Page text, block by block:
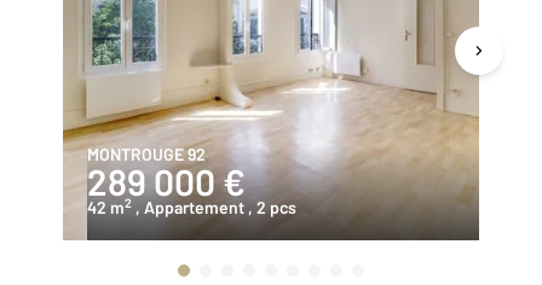
MONTROUGE 92
289 000 €
42 m2 , Appartement , 2 pcs